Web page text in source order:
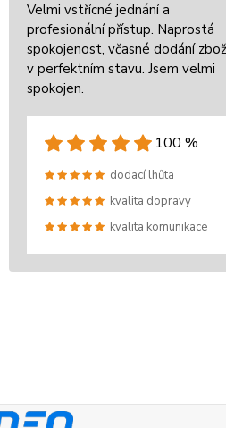
Velmi vstřícné jednání a
profesionální přístup. Naprostá
spokojenost, včasné dodání
v perfektním stavu. Jsem velmi
spokojen.
100 %
dodací lhůta
kvalita dopravy
kvalita komunikace